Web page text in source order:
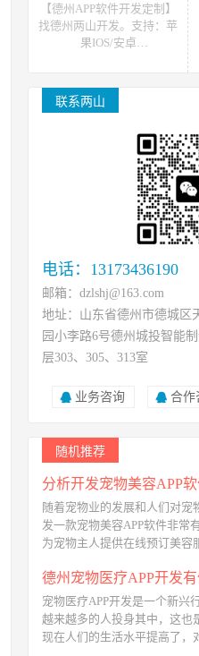
【德州APP软件开发定制】
找德州两山开发。支持：苹
果IOS/安卓
APP、API开发、H5单页等
移动终端软件开发产品定
联系两山
电话：13173436190
邮箱：dzlshj@163.com
地址：山东省德州市德城区
园小李路6号德州城投智能
层303、305、313室
业务咨询 合作
随机推荐
分析开发宠物美容APP
随着宠物业的发展和人们对宠
发一款宠物美容APP软件非常
为宠物主人提供在线预订美容
德州宠物医疗APP开发
宠物医疗APP开发是一个新兴
越来越多的人投身其中，这也
现在人们的生活水平提高了，